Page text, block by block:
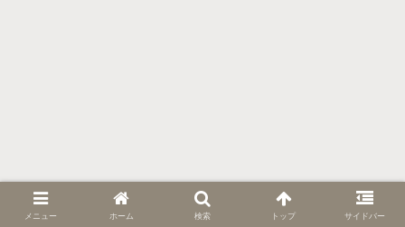
メニュー ホーム 検索 トップ サイドバー